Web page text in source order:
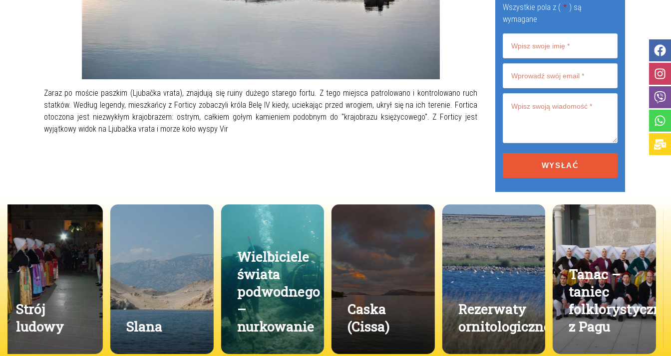
Zaraz po moście paszkim (Ljubačka vrata), znajdują się ruiny dużego starego fortu. Z tego miejsca patrolowano i kontrolowano ruch
statków. Według legendy, mieszkańcy z Forticy zobaczyli króla Belę IV kiedy, uciekając przed wrogiem, ukrył się na ich terenie. Fortica
otoczona jest niezwykłym krajobrazem: ostrym, całkiem gołym kamieniem podobnym do "krajobrazu księżycowego". Z Forticy jest
wyjątkowy widok na Ljubačka vrata i morze koło wyspy Vir
Wszystkie pola z ( * ) są
wymagane
Terms
and
conditions
Slana
Wielbiciele
świata
podwodnego
–
nurkowanie
Caska
(Cissa)
Rezerwaty
ornitologiczne
Tanac –
taniec
folklorystyczny
z Pagu
Baškotin –
tajemnica
sucharka
strzeżona
przez
wieki